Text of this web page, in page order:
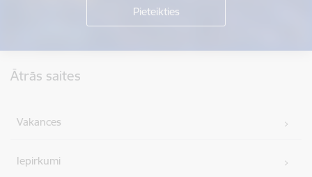
Ātrās saites
Vakances
Iepirkumi